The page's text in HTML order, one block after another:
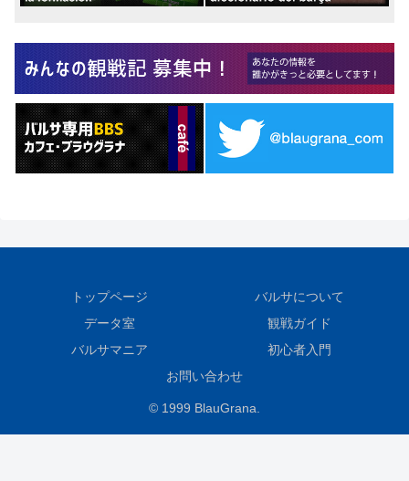
トップページ
バルサについて
データ室
観戦ガイド
バルサマニア
初心者入門
お問い合わせ
© 1999 BlauGrana.